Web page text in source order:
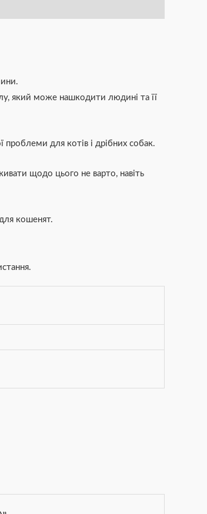
який може нашкодити людині та її
для котів і дрібних собак.
щодо цього не варто, навіть
кошенят.